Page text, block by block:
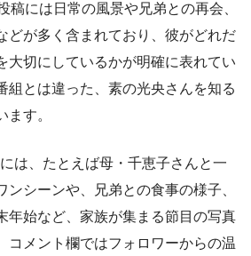
稿には日常の風景や兄弟との再会、
どが多く含まれており、彼がどれだ
大切にしているかが明確に表れてい
組とは違った、素の光央さんを知る
す。
は、たとえば母・千恵子さんと一
ンシーンや、兄弟との食事の様子、
年始など、家族が集まる節目の写真
コメント欄ではフォロワーからの温